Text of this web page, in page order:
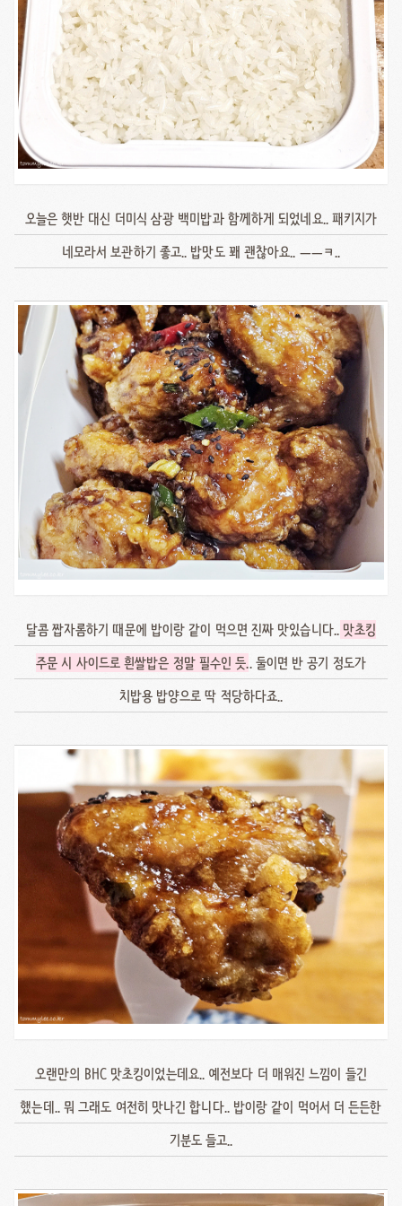
오늘은 햇반 대신 더미식 삼광 백미밥과 함께하게 되었네요.. 패키지가
네모라서 보관하기 좋고.. 밥맛도 꽤 괜찮아요.. ㅡㅡㅋ..
달콤 짭자롬하기 때문에 밥이랑 같이 먹으면 진짜 맛있습니다.. 맛초킹
주문 시 사이드로 흰쌀밥은 정말 필수인 듯.. 둘이면 반 공기 정도가
치밥용 밥양으로 딱 적당하다죠..
오랜만의 BHC 맛초킹이었는데요.. 예전보다 더 매워진 느낌이 들긴
했는데.. 뭐 그래도 여전히 맛나긴 합니다.. 밥이랑 같이 먹어서 더 든든한
기분도 들고..